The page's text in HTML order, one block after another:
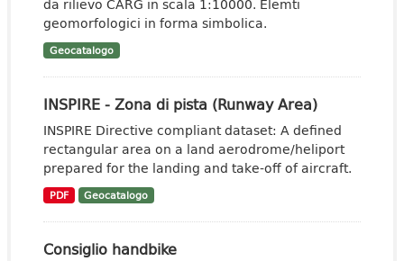
da rilievo CARG in scala 1:10000. Elemti
geomorfologici in forma simbolica.
Geocatalogo
INSPIRE - Zona di pista (Runway Area)
INSPIRE Directive compliant dataset: A defined
rectangular area on a land aerodrome/heliport
prepared for the landing and take-off of aircraft.
PDF Geocatalogo
Consiglio handbike